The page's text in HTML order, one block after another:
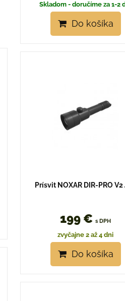
Skladom - doručíme za 1-2
Do košíka
Prísvit NOXAR DIR-PRO V2
199 €s DPH
zvyčajne 2 až 4 dni
Do košíka